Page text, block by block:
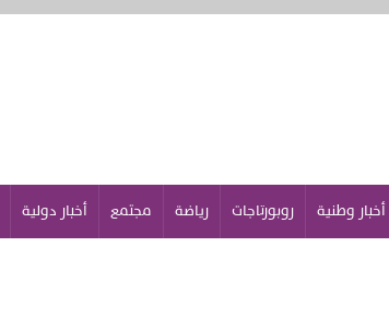
أخبار وطنية روبورتاجات رياضة مجتمع أخبار دولية